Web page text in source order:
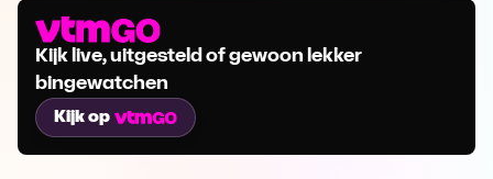
Kijk live, uitgesteld of gewoon lekker
bingewatchen
Kijk op